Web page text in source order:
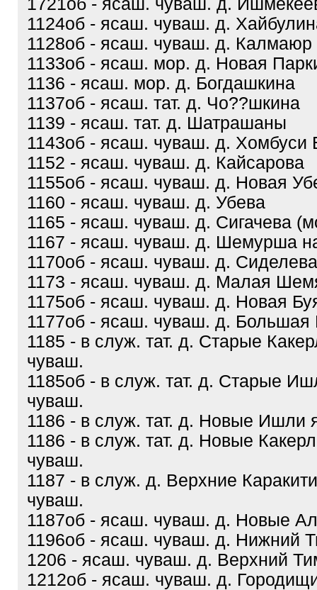
1721об - ясаш. чуваш. д.
1124об - ясаш. чуваш. д.
1128об - ясаш. чуваш. д. Калмаюр
1133об - ясаш. мор. д. Новая
1136 - ясаш. мор. д. Богдашкина
1137об - ясаш. тат. д. Чо??шкина
1139 - ясаш. тат. д. Шатрашаны
1143об - ясаш. чуваш. д. Хомбуси
1152 - ясаш. чуваш. д. Кайсарова
1155об - ясаш. чуваш. д. Новая
1160 - ясаш. чуваш. д. Убева
1165 - ясаш. чуваш. д. Сигачева
1167 - ясаш. чуваш. д. Шемурша
1170об - ясаш. чуваш. д. Сиделева
1173 - ясаш. чуваш. д. Малая
1175об - ясаш. чуваш. д. Новая
1177об - ясаш. чуваш. д. Большая
1185 - в служ. тат. д. Старые
чуваш.
1185об - в служ. тат. д. Старые
чуваш.
1186 - в служ. тат. д. Новые Ишли
1186 - в служ. тат. д. Новые
чуваш.
1187 - в служ. д. Верхние
чуваш.
1187об - ясаш. чуваш. д. Новые
1196об - ясаш. чуваш. д. Нижний
1206 - ясаш. чуваш. д. Верхний
1212об - ясаш. чуваш. д.